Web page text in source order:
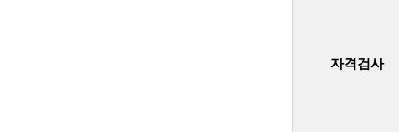
자격검사